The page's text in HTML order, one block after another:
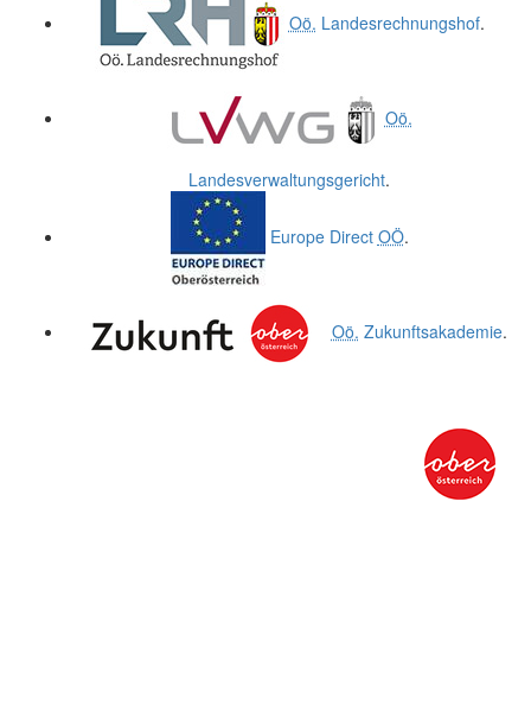
Oö. Landesrechnungshof.
Oö.
Landesverwaltungsgericht.
Europe Direct OÖ.
Oö. Zukunftsakademie.